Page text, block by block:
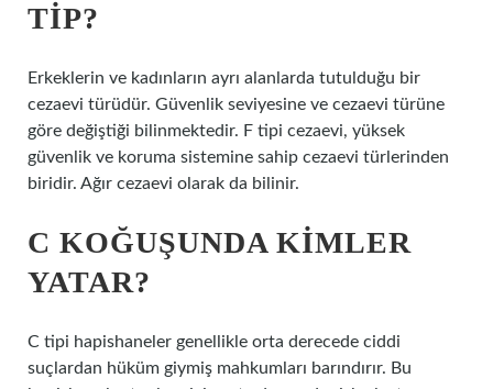
TIP?
Erkeklerin ve kadınların ayrı alanlarda tutulduğu bir
cezaevi türüdür. Güvenlik seviyesine ve cezaevi türüne
göre değiştiği bilinmektedir. F tipi cezaevi, yüksek
güvenlik ve koruma sistemine sahip cezaevi türlerinden
biridir. Ağır cezaevi olarak da bilinir.
C KOĞUŞUNDA KIMLER
YATAR?
C tipi hapishaneler genellikle orta derecede ciddi
suçlardan hüküm giymiş mahkumları barındırır. Bu